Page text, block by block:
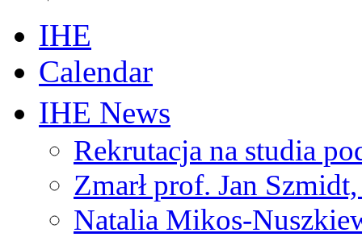
IHE
Calendar
IHE News
Rekrutacja na studia
Zmarł prof. Jan
Natalia Mikos-